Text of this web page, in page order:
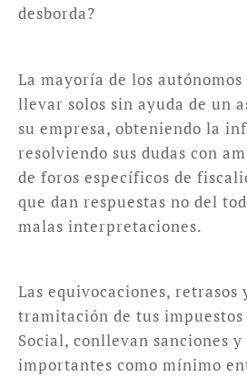
desborda?
La mayoría de los autónomos
llevar solos sin ayuda de un
su empresa, obteniendo la
resolviendo sus dudas con
de foros específicos de
que dan respuestas no del
malas interpretaciones.
Las equivocaciones, retrasos
tramitación de tus impuestos
Social, conllevan sanciones y
importantes como mínimo